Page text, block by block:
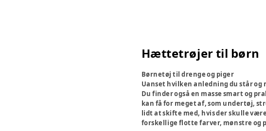
Hættetrøjer til børn
Børnetøj til drenge og piger
Uanset hvilken anledning du står
Du finder også en masse smart og
kan få for meget af, som undertøj,
lidt at skifte med, hvis der skulle
forskellige flotte farver, mønstre og